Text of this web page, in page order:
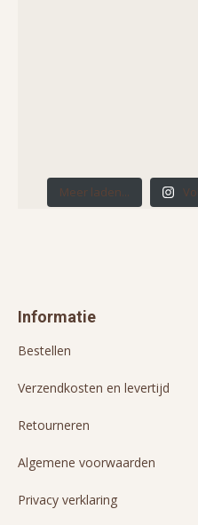
Meer laden...
Informatie
Bestellen
Verzendkosten en levertijd
Retourneren
Algemene voorwaarden
Privacy verklaring